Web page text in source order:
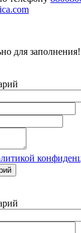
для заполнения!